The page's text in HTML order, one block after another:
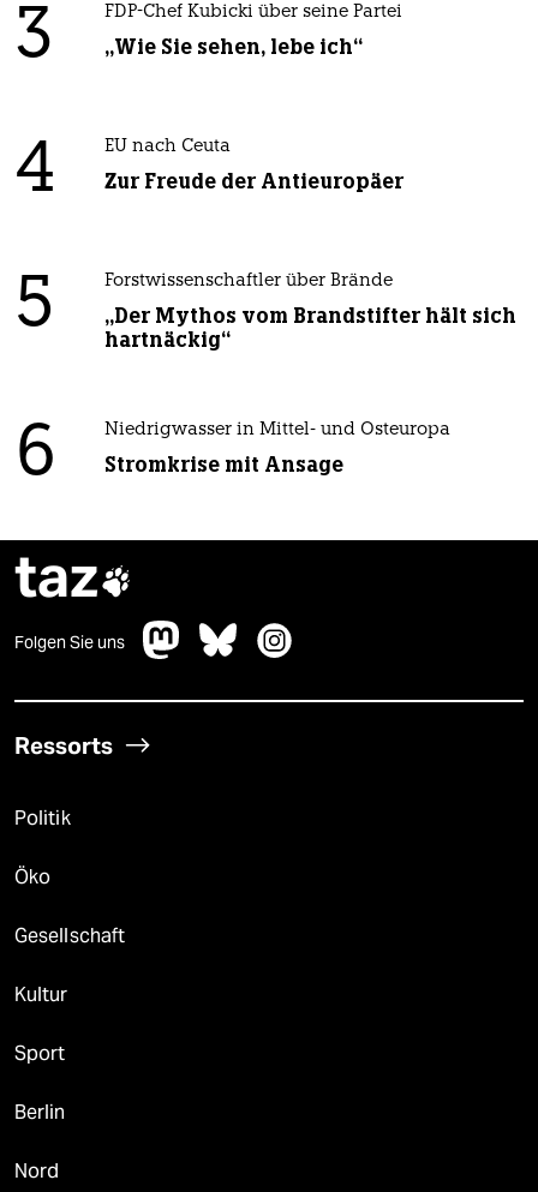
3 FDP-Chef Kubicki über seine Partei
„Wie Sie sehen, lebe ich“
4 EU nach Ceuta
Zur Freude der Antieuropäer
5 Forstwissenschaftler über Brände
„Der Mythos vom Brandstifter hält sich
hartnäckig“
6 Niedrigwasser in Mittel- und Osteuropa
Stromkrise mit Ansage
taz
Folgen Sie uns
Ressorts
Politik
Öko
Gesellschaft
Kultur
Sport
Berlin
Nord